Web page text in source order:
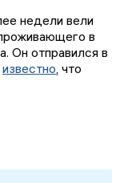
недели вели
в
Он отправился в
известно , что